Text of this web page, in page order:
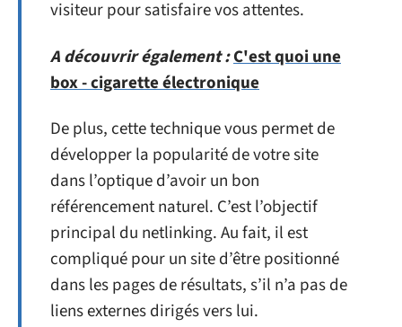
visiteur pour satisfaire vos attentes.
A découvrir également :C'est quoi une
box - cigarette électronique
De plus, cette technique vous permet de
développer la popularité de votre site
dans l’optique d’avoir un bon
référencement naturel. C’est l’objectif
principal du netlinking. Au fait, il est
compliqué pour un site d’être positionné
dans les pages de résultats, s’il n’a pas de
liens externes dirigés vers lui.